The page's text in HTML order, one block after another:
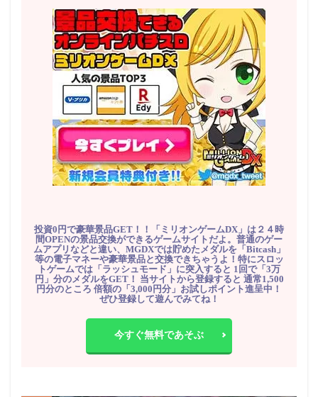
投資0円で豪華景品GET！！「ミリオンゲームDX」は２４時
間OPENの景品交換ができるゲームサイトだよ。普通のゲー
ムアプリなどと違い、MGDXでは貯めたメダルを「Bitcash」
等の電子マネーや豪華景品と交換できちゃうよ！特にスロッ
トゲームでは「ラッシュモード」に突入すると 1回で「3万
円」分のメダルをGET！ 当サイトから登録すると 通常1,500
円分のところ 倍額の「3,000円分」お試しポイント進呈中！
ぜひ登録して遊んでみてね！
今すぐ無料であそぶ